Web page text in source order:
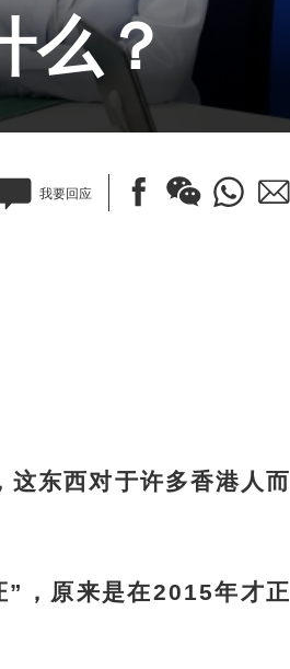
么？
我要回应
东西对于许多香港人而
，原来是在2015年才正